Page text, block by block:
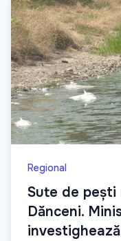
Regional
Sute de pești
Dănceni.